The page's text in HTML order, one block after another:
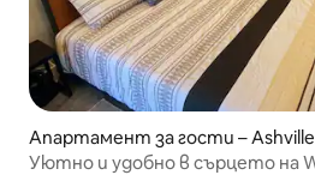
Апартамент за гости – Ashville
Уютно и удобно в сърцето на